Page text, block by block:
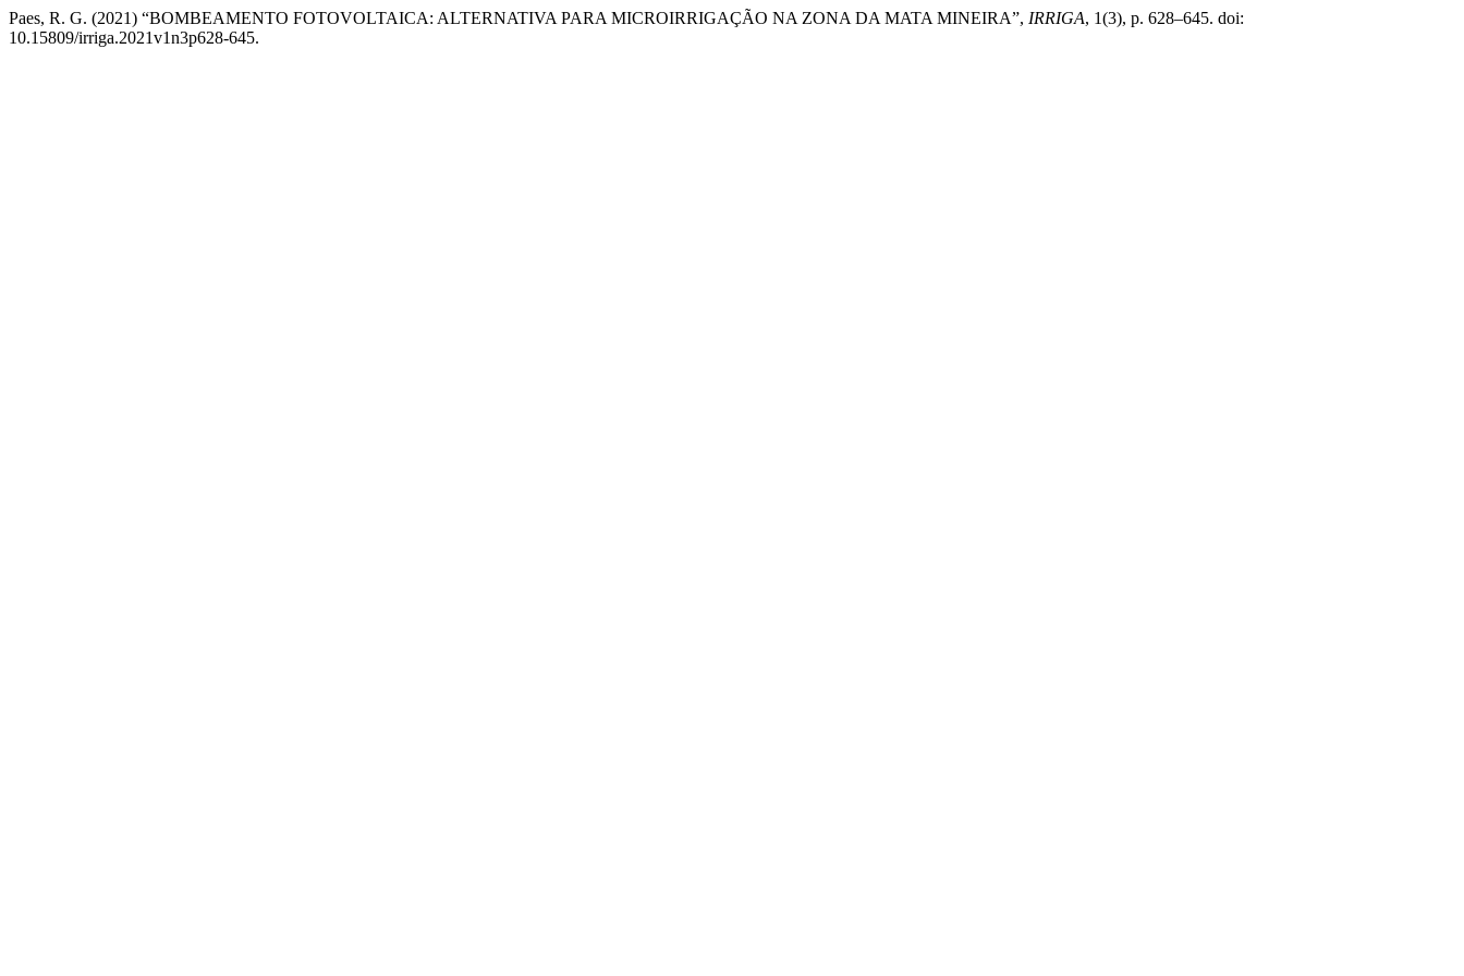
Paes, R. G. (2021) “BOMBEAMENTO FOTOVOLTAICA: ALTERNATIVA PARA MICROIRRIGAÇÃO NA ZONA DA MATA MINEIRA”, IRRIGA, 1(3), p. 628–645. doi:
10.15809/irriga.2021v1n3p628-645.